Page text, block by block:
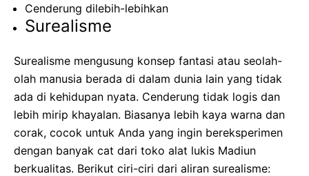
Cenderung dilebih-lebihkan
Surealisme
Surealisme mengusung konsep fantasi atau seolah-
olah manusia berada di dalam dunia lain yang tidak
ada di kehidupan nyata. Cenderung tidak logis dan
lebih mirip khayalan. Biasanya lebih kaya warna dan
corak, cocok untuk Anda yang ingin bereksperimen
dengan banyak cat dari toko alat lukis Madiun
berkualitas. Berikut ciri-ciri dari aliran surealisme: